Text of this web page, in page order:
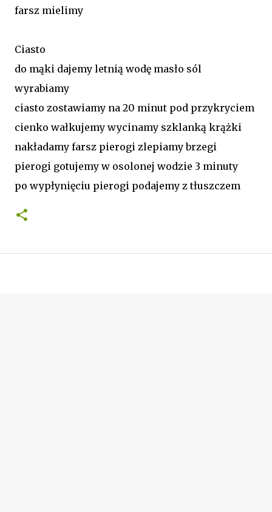
farsz mielimy
Ciasto
do mąki dajemy letnią wodę masło sól
wyrabiamy
ciasto zostawiamy na 20 minut pod przykryciem
cienko wałkujemy wycinamy szklanką krążki
nakładamy farsz pierogi zlepiamy brzegi
pierogi gotujemy w osolonej wodzie 3 minuty
po wypłynięciu pierogi podajemy z tłuszczem